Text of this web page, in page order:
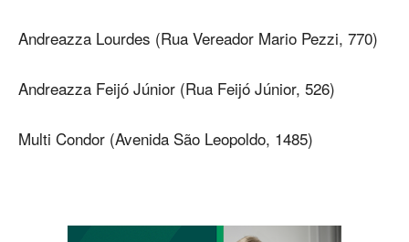
Andreazza Lourdes (Rua Vereador Mario Pezzi, 770)
Andreazza Feijó Júnior (Rua Feijó Júnior, 526)
Multi Condor (Avenida São Leopoldo, 1485)